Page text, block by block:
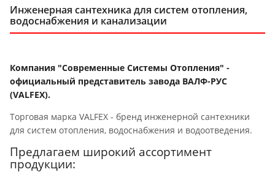
Инженерная сантехника для систем отопления,
водоснабжения и канализации
Компания "Современные Системы Отопления" -
официальный представитель завода ВАЛФ-РУС
(VALFEX).
Торговая марка VALFEX - бренд инженерной сантехники
для систем отопления, водоснабжения и водоотведения.
Предлагаем широкий ассортимент
продукции: